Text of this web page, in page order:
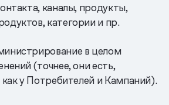
каналы, продукты,
категории и пр.
в целом
(точнее, они есть,
как у Потребителей и Кампаний).